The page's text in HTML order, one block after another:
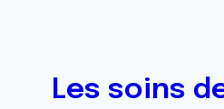
Les soins